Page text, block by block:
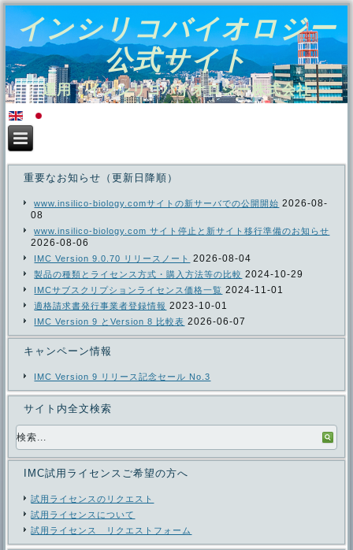
インシリコバイオロジー
公式サイト
運用：インシリコバイオロジー株式会社
重要なお知らせ（更新日降順）
www.insilico-biology.comサイトの新サーバでの公開開始 2026-08-
08
www.insilico-biology.com サイト停止と新サイト移行準備のお知らせ
2026-08-06
IMC Version 9.0.70 リリースノート 2026-08-04
製品の種類とライセンス方式・購入方法等の比較 2024-10-29
IMCサブスクリプションライセンス価格一覧 2024-11-01
適格請求書発行事業者登録情報 2023-10-01
IMC Version 9 とVersion 8 比較表 2026-06-07
キャンペーン情報
IMC Version 9 リリース記念セール No.3
サイト内全文検索
IMC試用ライセンスご希望の方へ
試用ライセンスのリクエスト
試用ライセンスについて
試用ライセンス リクエストフォーム